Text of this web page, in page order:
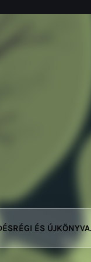
RÉGI ÉS ÚJ